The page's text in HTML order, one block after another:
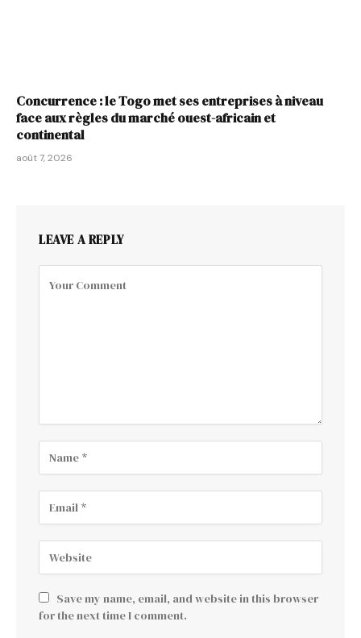
Concurrence : le Togo met ses entreprises à niveau
face aux règles du marché ouest-africain et
continental
août 7, 2026
LEAVE A REPLY
Save my name, email, and website in this browser
for the next time I comment.